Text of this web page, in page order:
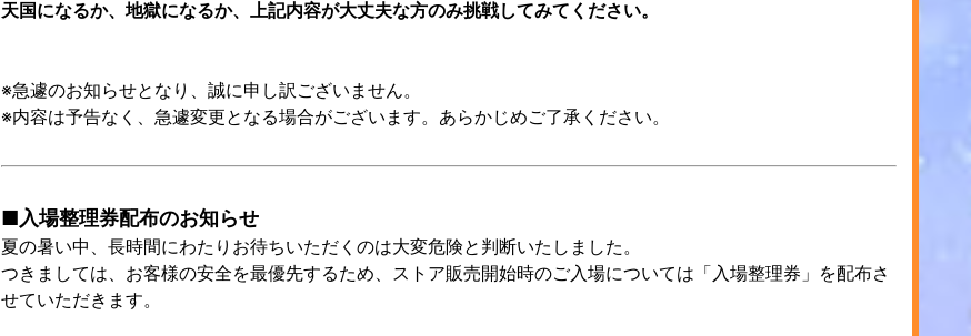
天国になるか、地獄になるか、上記内容が大丈夫な方のみ挑戦してみてください。
※急遽のお知らせとなり、誠に申し訳ございません。
※内容は予告なく、急遽変更となる場合がございます。あらかじめご了承ください。
■入場整理券配布のお知らせ
夏の暑い中、長時間にわたりお待ちいただくのは大変危険と判断いたしました。
つきましては、お客様の安全を最優先するため、ストア販売開始時のご入場については「入場整理券」を配布さ
せていただきます。